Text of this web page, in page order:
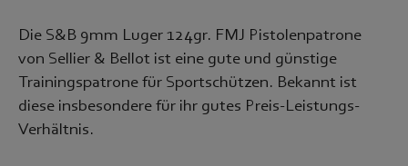
Die S&B 9mm Luger 124gr. FMJ Pistolenpatrone
von Sellier & Bellot ist eine gute und günstige
Trainingspatrone für Sportschützen. Bekannt ist
diese insbesondere für ihr gutes Preis-Leistungs-
Verhältnis.